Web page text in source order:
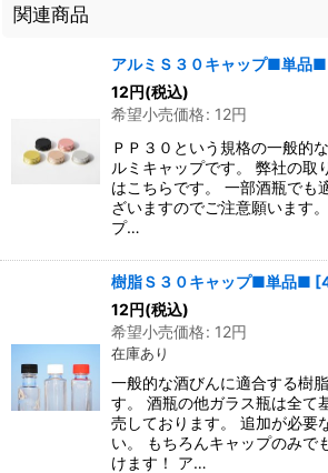
関連商品
アルミＳ３０キャップ■単品■
12円(税込)
希望小売価格: 12円
ＰＰ３０という規格の一般的
ルミキャップです。 弊社の取
はこちらです。 一部酒瓶でも
ざいますのでご注意願います
プ…
樹脂Ｓ３０キャップ■単品■ [
12円(税込)
希望小売価格: 12円
在庫あり
一般的な酒びんに適合する樹
す。 酒瓶の他ガラス瓶は全て
売しております。 追加が必要
い。 もちろんキャップのみで
けます！ ア…